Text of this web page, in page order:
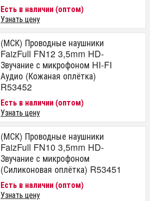
Есть в наличии (оптом)
Узнать цену
(МСК) Проводные наушники
FaizFull FN12 3,5mm HD-
Звучание с микрофоном HI-FI
Аудио (Кожаная оплётка)
R53452
Есть в наличии (оптом)
Узнать цену
(МСК) Проводные наушники
FaizFull FN10 3,5mm HD-
Звучание с микрофоном
(Силиконовая оплётка) R53451
Есть в наличии (оптом)
Узнать цену